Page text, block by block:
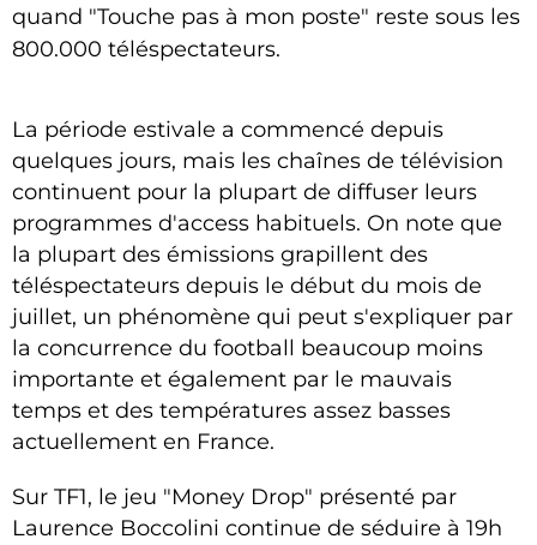
quand "Touche pas à mon poste" reste sous les
800.000 téléspectateurs.
La période estivale a commencé depuis
quelques jours, mais les chaînes de télévision
continuent pour la plupart de diffuser leurs
programmes d'access habituels. On note que
la plupart des émissions grapillent des
téléspectateurs depuis le début du mois de
juillet, un phénomène qui peut s'expliquer par
la concurrence du football beaucoup moins
importante et également par le mauvais
temps et des températures assez basses
actuellement en France.
Sur TF1, le jeu "Money Drop" présenté par
Laurence Boccolini continue de séduire à 19h